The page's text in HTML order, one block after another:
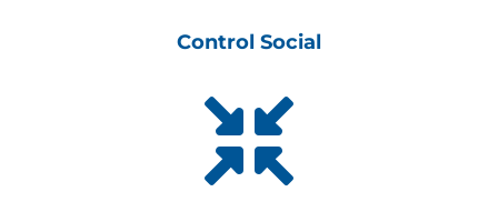
Control Social
